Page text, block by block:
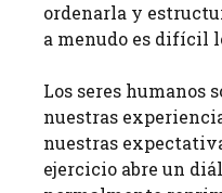
ordenarla y
a menudo es difícil
Los seres humanos
nuestras
nuestras
ejercicio abre un